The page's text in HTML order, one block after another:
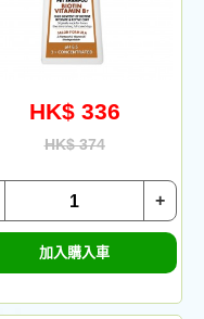
HK$ 336
HK$ 374
+
加入購入車